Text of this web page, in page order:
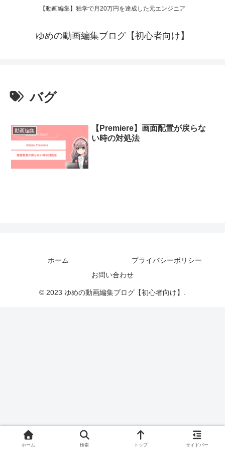
【動画編集】独学で月20万円を達成した元エンジニア
ゆめの動画編集ブログ【初心者向け】
バグ
動画編集
【Premiere】画面配置が戻らな
い時の対処法
ホーム
プライバシーポリシー
お問い合わせ
© 2023 ゆめの動画編集ブログ【初心者向け】.
ホーム 検索 トップ サイドバー